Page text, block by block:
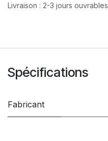
Livraison : 2-3 jours ouvrables
Spécifications
Fabricant